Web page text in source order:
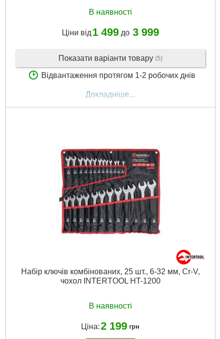
В наявності
Ціни від 1 499до 3 999
Показати варіанти товару (5)
Відвантаження протягом 1-2 робочих днів
Докладніше...
Набір ключів комбінованих, 25 шт., 6-32 мм, Cr-V,
чохол INTERTOOL HT-1200
В наявності
Ціна:2 199 грн